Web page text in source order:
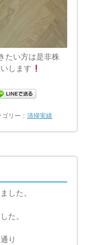
たい方は是非株
します
リー：清掃実績
した。
た。
り